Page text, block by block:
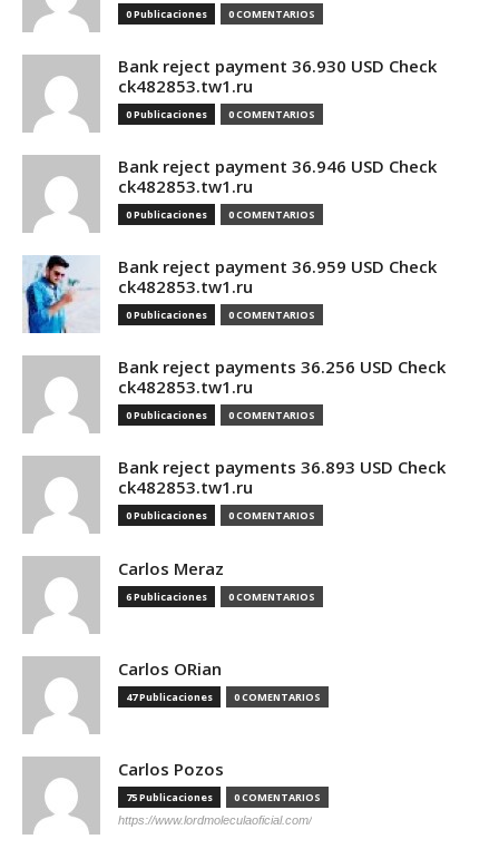
0 Publicaciones 0 COMENTARIOS
Bank reject payment 36.930 USD Check
ck482853.tw1.ru
0 Publicaciones 0 COMENTARIOS
Bank reject payment 36.946 USD Check
ck482853.tw1.ru
0 Publicaciones 0 COMENTARIOS
Bank reject payment 36.959 USD Check
ck482853.tw1.ru
0 Publicaciones 0 COMENTARIOS
Bank reject payments 36.256 USD Check
ck482853.tw1.ru
0 Publicaciones 0 COMENTARIOS
Bank reject payments 36.893 USD Check
ck482853.tw1.ru
0 Publicaciones 0 COMENTARIOS
Carlos Meraz
6 Publicaciones 0 COMENTARIOS
Carlos ORian
47 Publicaciones 0 COMENTARIOS
Carlos Pozos
75 Publicaciones 0 COMENTARIOS
https://www.lordmoleculaoficial.com/